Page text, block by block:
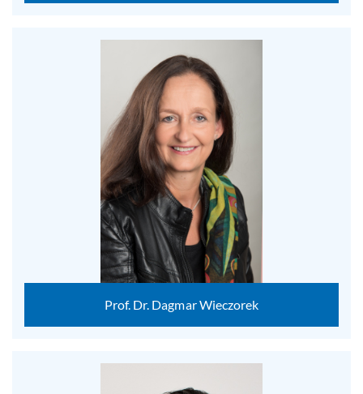
Prof. Dr. Dagmar Wieczorek